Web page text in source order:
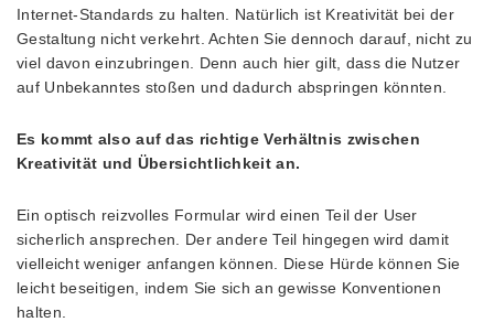
Internet-Standards zu halten. Natürlich ist Kreativität bei der
Gestaltung nicht verkehrt. Achten Sie dennoch darauf, nicht zu
viel davon einzubringen. Denn auch hier gilt, dass die Nutzer
auf Unbekanntes stoßen und dadurch abspringen könnten.
Es kommt also auf das richtige Verhältnis zwischen
Kreativität und Übersichtlichkeit an.
Ein optisch reizvolles Formular wird einen Teil der User
sicherlich ansprechen. Der andere Teil hingegen wird damit
vielleicht weniger anfangen können. Diese Hürde können Sie
leicht beseitigen, indem Sie sich an gewisse Konventionen
halten.